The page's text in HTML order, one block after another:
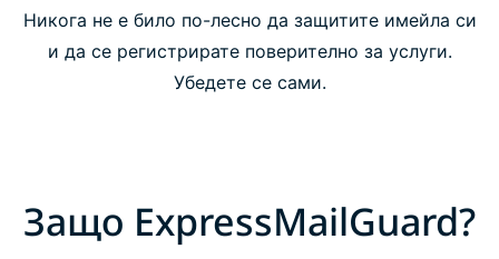
Никога не е било по-лесно да защитите имейла си
и да се регистрирате поверително за услуги.
Убедете се сами.
Защо ExpressMailGuard?